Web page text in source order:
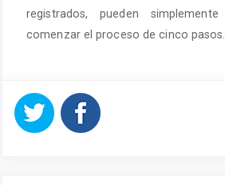
registrados, pueden simplemente
comenzar el proceso de cinco pasos.